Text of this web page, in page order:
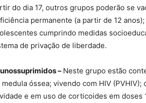
do dia 17, outros grupos poderão se
permanente (a partir de 12
cumprindo medidas
de privação de liberdade.
– Neste grupo estão
medula óssea; vivendo com HIV
e em uso de corticoides em doses